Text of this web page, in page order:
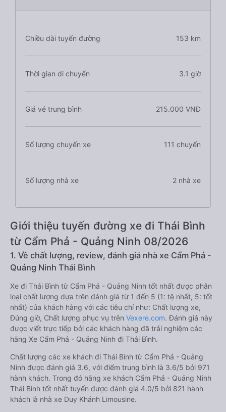
Chiều dài tuyến đường 153 km
Thời gian di chuyển 3.1 giờ
Giá vé trung bình 215.000 VNĐ
Số lượng chuyến xe 111 chuyến
Số lượng nhà xe 2 nhà xe
Giới thiệu tuyến đường xe đi Thái Bình
từ Cẩm Phả - Quảng Ninh 08/2026
1. Về chất lượng, review, đánh giá nhà xe Cẩm Phả -
Quảng Ninh Thái Bình
Xe đi Thái Bình từ Cẩm Phả - Quảng Ninh tốt nhất được phân
loại chất lượng dựa trên đánh giá từ 1 đến 5 (1: tệ nhất, 5: tốt
nhất) của khách hàng với các tiêu chí như: Chất lượng xe,
Đúng giờ, Chất lượng phục vụ trên Vexere.com. Đánh giá này
được viết trực tiếp bởi các khách hàng đã trải nghiệm các
hãng Xe Cẩm Phả - Quảng Ninh đi Thái Bình.
Chất lượng các xe khách đi Thái Bình từ Cẩm Phả - Quảng
Ninh được đánh giá 3.6, với điểm trung bình là 3.6/5 bởi 971
hành khách. Trong đó hãng xe khách Cẩm Phả - Quảng Ninh
Thái Bình tốt nhất tuyến được đánh giá 4.0/5 bởi 821 hành
khách là nhà xe Duy Khánh Limousine.